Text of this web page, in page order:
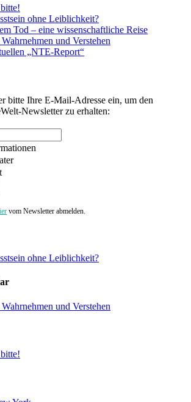
ohne Leiblichkeit?
Tod – eine wissenschaftliche Reise
und Verstehen
„NTE-Report“
bitte Ihre E-Mail-Adresse ein, um den
Newsletter zu erhalten:
vom Newsletter abmelden.
ohne Leiblichkeit?
und Verstehen